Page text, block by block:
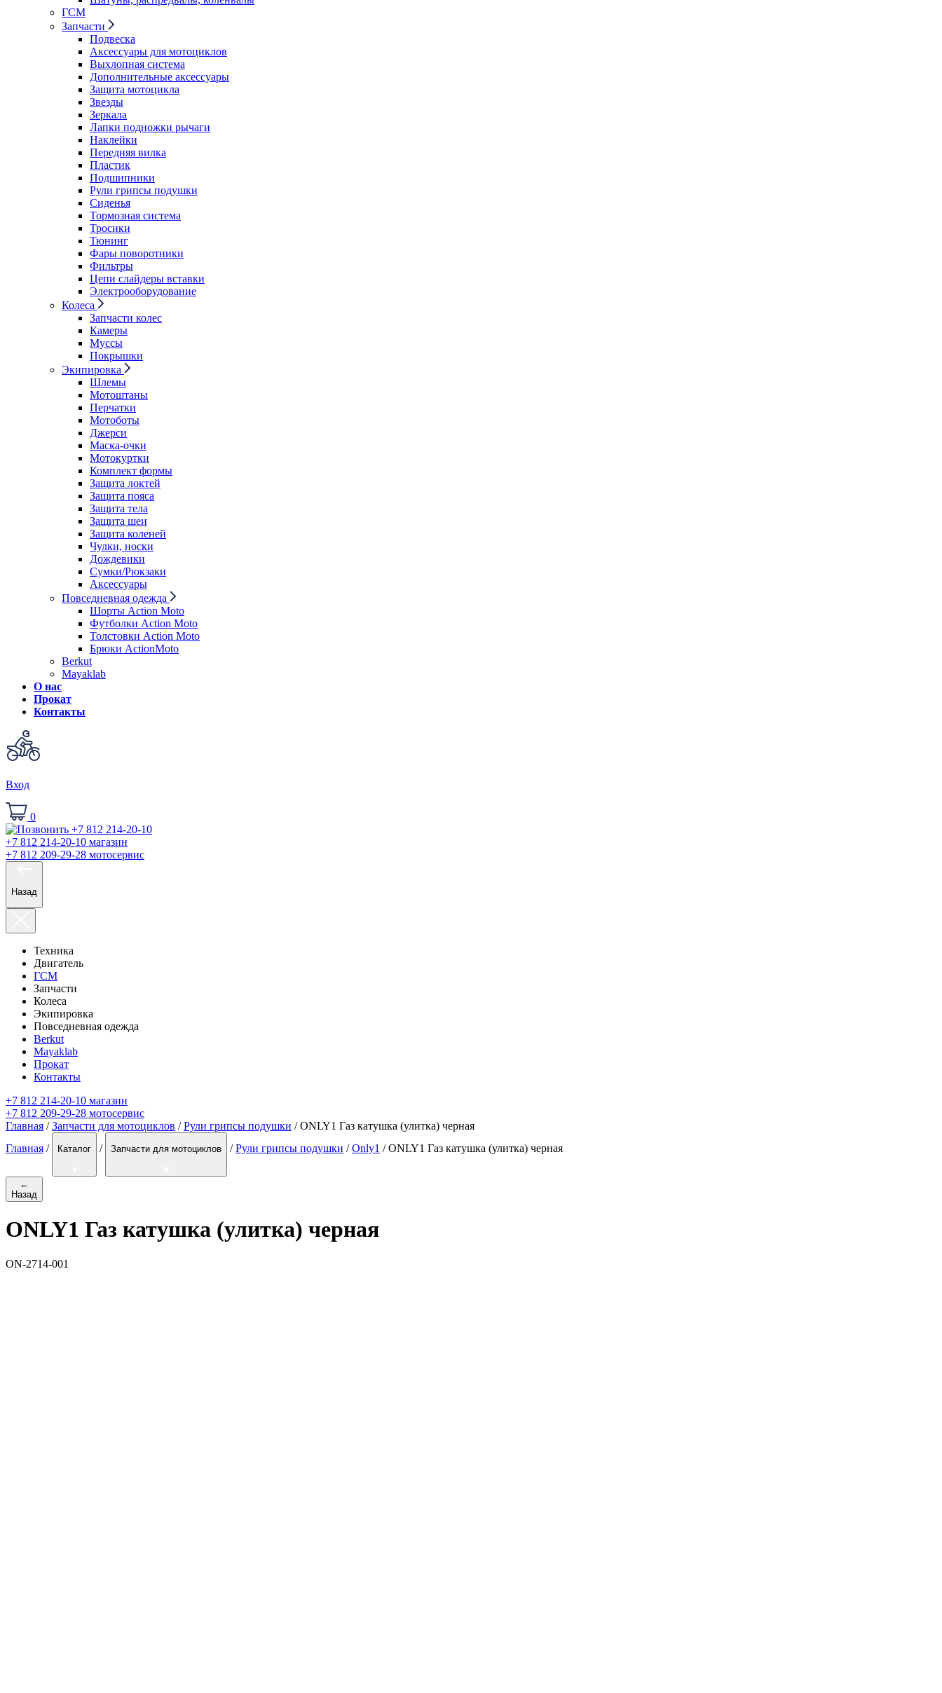
ГСМ
Запчасти
Подвеска
Аксессуары для мотоциклов
Выхлопная система
Дополнительные аксессуары
Защита мотоцикла
Звезды
Зеркала
Лапки подножки рычаги
Наклейки
Передняя вилка
Пластик
Подшипники
Рули грипсы подушки
Сиденья
Тормозная система
Тросики
Тюнинг
Фары поворотники
Фильтры
Цепи слайдеры вставки
Электрооборудование
Колеса
Запчасти колес
Камеры
Муссы
Покрышки
Экипировка
Шлемы
Мотоштаны
Перчатки
Мотоботы
Джерси
Маска-очки
Мотокуртки
Комплект формы
Защита локтей
Защита пояса
Защита тела
Защита шеи
Защита коленей
Чулки, носки
Дождевики
Сумки/Рюкзаки
Аксессуары
Повседневная одежда
Шорты Action Moto
Футболки Action Moto
Толстовки Action Moto
Брюки ActionMoto
Berkut
Mayaklab
О нас
Прокат
Контакты
Вход
0
+7 812 214-20-10 магазин
+7 812 209-29-28 мотосервис
Назад
Техника
Двигатель
ГСМ
Запчасти
Колеса
Экипировка
Повседневная одежда
Berkut
Mayaklab
Прокат
Контакты
+7 812 214-20-10 магазин
+7 812 209-29-28 мотосервис
Главная /Запчасти для мотоциклов /Рули грипсы подушки / ONLY1 Газ катушка (улитка) черная
Главная / Каталог / Запчасти для мотоциклов / Рули грипсы подушки / Only1 / ONLY1 Газ катушка (улитка) черная
←
Назад
ONLY1 Газ катушка (улитка) черная
ON-2714-001